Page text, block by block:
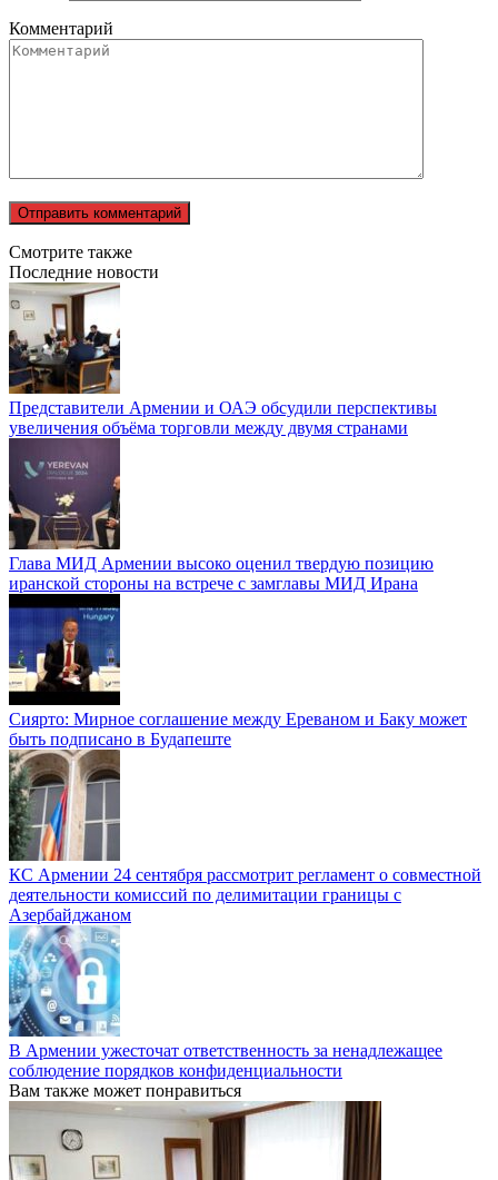
Комментарий
Смотрите также
Последние новости
Представители Армении и ОАЭ обсудили перспективы
увеличения объёма торговли между двумя странами
Глава МИД Армении высоко оценил твердую позицию
иранской стороны на встрече с замглавы МИД Ирана
Сиярто: Мирное соглашение между Ереваном и Баку может
быть подписано в Будапеште
КС Армении 24 сентября рассмотрит регламент о совместной
деятельности комиссий по делимитации границы с
Азербайджаном
В Армении ужесточат ответственность за ненадлежащее
соблюдение порядков конфиденциальности
Вам также может понравиться